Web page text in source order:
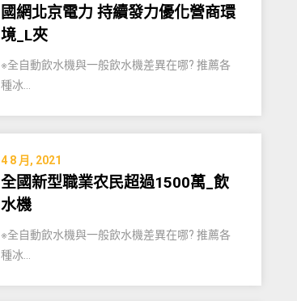
國網北京電力 持續發力優化營商環
境_L夾
※全自動飲水機與一般飲水機差異在哪? 推薦各
種冰…
4 8 月, 2021
全國新型職業农民超過1500萬_飲
水機
※全自動飲水機與一般飲水機差異在哪? 推薦各
種冰…